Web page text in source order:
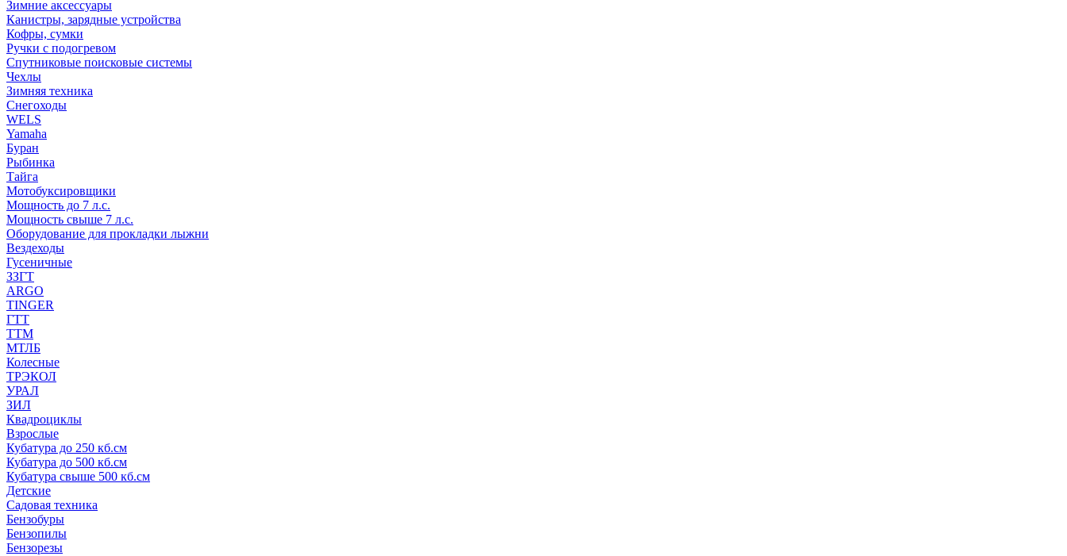
Зимние аксессуары
Канистры, зарядные устройства
Кофры, сумки
Ручки с подогревом
Спутниковые поисковые системы
Чехлы
Зимняя техника
Снегоходы
WELS
Yamaha
Буран
Рыбинка
Тайга
Мотобуксировщики
Мощность до 7 л.с.
Мощность свыше 7 л.с.
Оборудование для прокладки лыжни
Вездеходы
Гусеничные
ЗЗГТ
ARGO
TINGER
ГТТ
ТТМ
МТЛБ
Колесные
ТРЭКОЛ
УРАЛ
ЗИЛ
Квадроциклы
Взрослые
Кубатура до 250 кб.см
Кубатура до 500 кб.см
Кубатура свыше 500 кб.см
Детские
Садовая техника
Бензобуры
Бензопилы
Бензорезы